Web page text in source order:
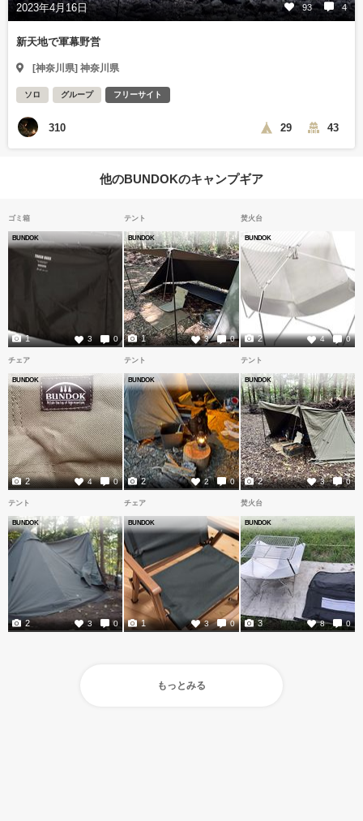
2023年4月16日 93 4
新天地で軍幕野営
[神奈川県] 神奈川県
ソロ グループ フリーサイト
310 29 43
他のBUNDOKのキャンプギア
ゴミ箱
BUNDOK
3 0
1
テント
BUNDOK
3 0
1
焚火台
BUNDOK
4 0
2
チェア
BUNDOK
4 0
2
テント
BUNDOK
2 0
2
テント
BUNDOK
3 0
2
テント
BUNDOK
3 0
2
チェア
BUNDOK
3 0
1
焚火台
BUNDOK
8 0
3
もっとみる